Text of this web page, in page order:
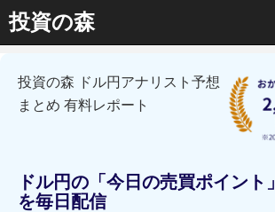
投資の森
投資の森 ドル円アナリスト予想
まとめ 有料レポート
ドル円の「今日の売買ポイント」
を毎日配信